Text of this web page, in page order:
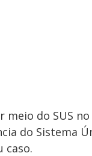
do SUS
do Sistema
caso.